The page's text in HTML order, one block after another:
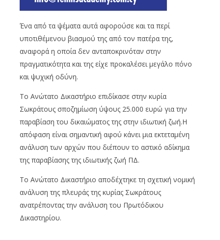
Ένα από τα ψέματα αυτά αφορούσε και τα περί
υποτιθέμενου βιασμού της από τον πατέρα της,
αναφορά η οποία δεν ανταποκρινόταν στην
πραγματικότητα και της είχε προκαλέσει μεγάλο πόνο
και ψυχική οδύνη.
Το Ανώτατο Δικαστήριο επιδίκασε στην κυρία
Σωκράτους σποζημίωση ύψους 25.000 ευρώ για την
παραβίαση του δικαιώματος της στην ιδιωτική ζωή.Η
απόφαση είναι σημαντική αφού κάνει μια εκτεταμένη
ανάλυση των αρχών που διέπουν το αστικό αδίκημα
της παραβίασης της ιδιωτικής ζωή ΠΔ.
Το Ανώτατο Δικαστήριο αποδέχτηκε τη σχετική νομική
ανάλυση της πλευράς της κυρίας Σωκράτους
ανατρέποντας την ανάλυση του Πρωτόδικου
Δικαστηρίου.